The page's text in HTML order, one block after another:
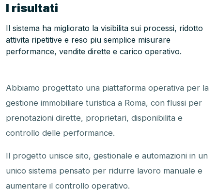
I risultati
Il sistema ha migliorato la visibilita sui processi, ridotto
attivita ripetitive e reso piu semplice misurare
performance, vendite dirette e carico operativo.
Abbiamo progettato una piattaforma operativa per la
gestione immobiliare turistica a Roma, con flussi per
prenotazioni dirette, proprietari, disponibilita e
controllo delle performance.
Il progetto unisce sito, gestionale e automazioni in un
unico sistema pensato per ridurre lavoro manuale e
aumentare il controllo operativo.